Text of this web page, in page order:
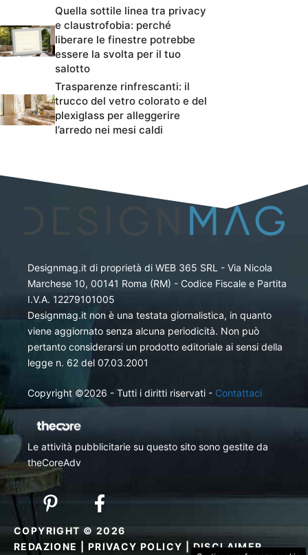
Quella sottile linea tra privacy
e claustrofobia: perché
liberare le finestre potrebbe
essere la svolta per il tuo
salotto
Trasparenze rinfrescanti: il
trucco del vetro colorato e del
plexiglass per alleggerire
l’arredo nei mesi caldi
Designmag.it di proprietà di WEB 365 SRL - Via Nicola
Marchese 10, 00141 Roma (RM) - Codice Fiscale e Partita
I.V.A. 12279101005
Designmag.it non è una testata giornalistica, in quanto
viene aggiornato senza alcuna periodicità. Non può
pertanto considerarsi un prodotto editoriale ai sensi della
legge n. 62 del 07.03.2001
Copyright ©2026 - Tutti i diritti riservati - Contattaci
Le attività pubblicitarie su questo sito sono gestite da
theCoreAdv
COPYRIGHT © 2026
REDAZIONE
PRIVACY POLICY |DISCLAIMER